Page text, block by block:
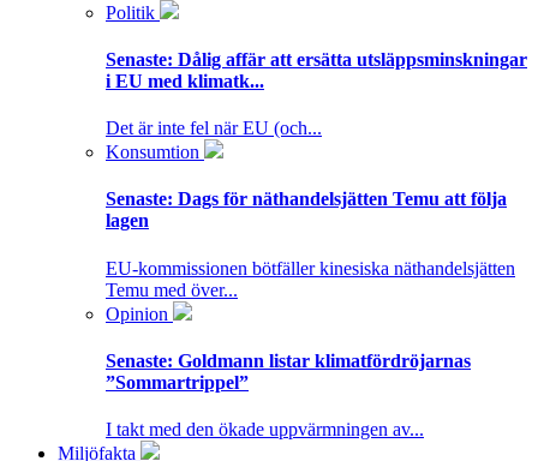
Politik
Senaste: Dålig affär att ersätta utsläppsminskningar
i EU med klimatk...
Det är inte fel när EU (och...
Konsumtion
Senaste: Dags för näthandelsjätten Temu att följa
lagen
EU-kommissionen bötfäller kinesiska näthandelsjätten
Temu med över...
Opinion
Senaste: Goldmann listar klimatfördröjarnas
”Sommartrippel”
I takt med den ökade uppvärmningen av...
Miljöfakta